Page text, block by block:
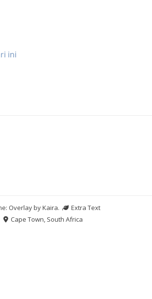
ini
Overlay byKaira.
Extra Text
Cape Town, South Africa